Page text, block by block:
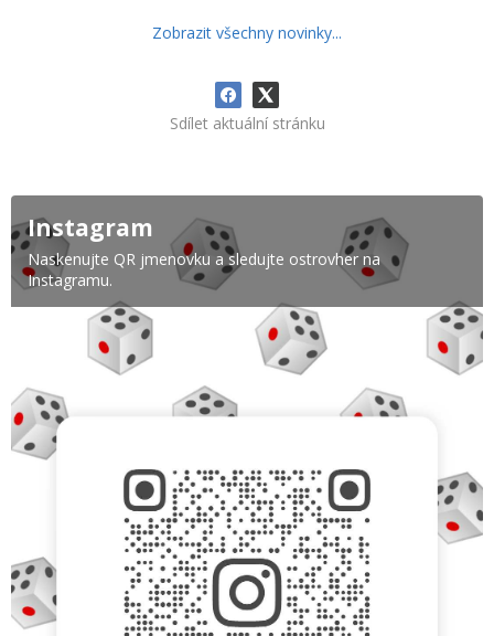
Zobrazit všechny novinky...
Sdílet aktuální stránku
Instagram
Naskenujte QR jmenovku a sledujte ostrovher na
Instagramu.